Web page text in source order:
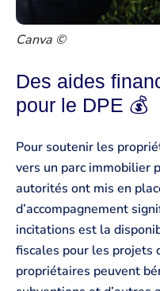
Canva ©
Des aides
pour le DPE 💰
Pour soutenir les
vers un parc immobilier
autorités ont mis en
d’accompagnement
incitations est la
fiscales pour les projets
propriétaires peuvent